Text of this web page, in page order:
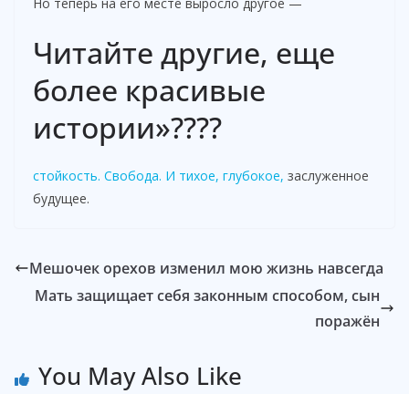
Читайте другие, еще
более красивые
истории»????
стойкость. Свобода. И тихое, глубокое, заслуженное
будущее.
Мешочек орехов изменил мою жизнь навсегда
Мать защищает себя законным способом, сын
поражён
You May Also Like